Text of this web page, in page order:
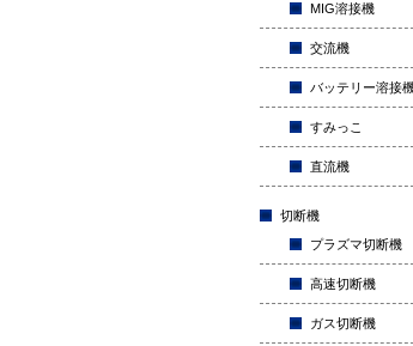
MIG溶接機
交流機
バッテリー溶接
すみっこ
直流機
切断機
プラズマ切断機
高速切断機
ガス切断機